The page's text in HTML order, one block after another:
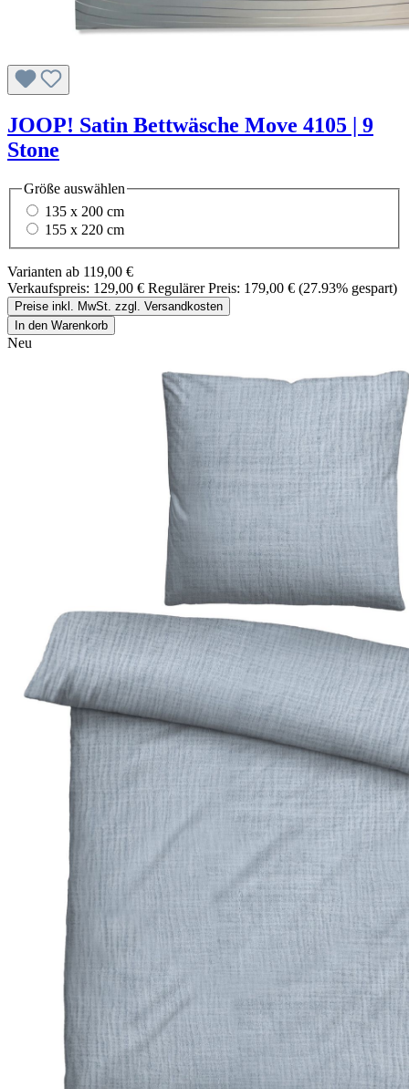
JOOP! Satin Bettwäsche Move 4105 | 9
Stone
Größe auswählen
135 x 200 cm
155 x 220 cm
Varianten ab 119,00 €
Verkaufspreis: 129,00 € Regulärer Preis: 179,00 € (27.93% gespart)
Preise inkl. MwSt. zzgl. Versandkosten
In den Warenkorb
Neu